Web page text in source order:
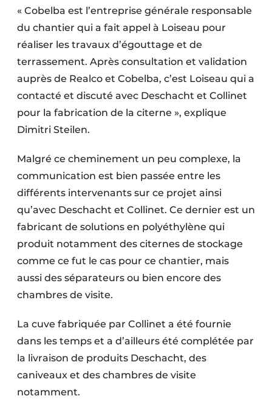
« Cobelba est l’entreprise générale responsable
du chantier qui a fait appel à Loiseau pour
réaliser les travaux d’égouttage et de
terrassement. Après consultation et validation
auprès de Realco et Cobelba, c’est Loiseau qui a
contacté et discuté avec Deschacht et Collinet
pour la fabrication de la citerne », explique
Dimitri Steilen.
Malgré ce cheminement un peu complexe, la
communication est bien passée entre les
différents intervenants sur ce projet ainsi
qu’avec Deschacht et Collinet. Ce dernier est un
fabricant de solutions en polyéthylène qui
produit notamment des citernes de stockage
comme ce fut le cas pour ce chantier, mais
aussi des séparateurs ou bien encore des
chambres de visite.
La cuve fabriquée par Collinet a été fournie
dans les temps et a d’ailleurs été complétée par
la livraison de produits Deschacht, des
caniveaux et des chambres de visite
notamment.